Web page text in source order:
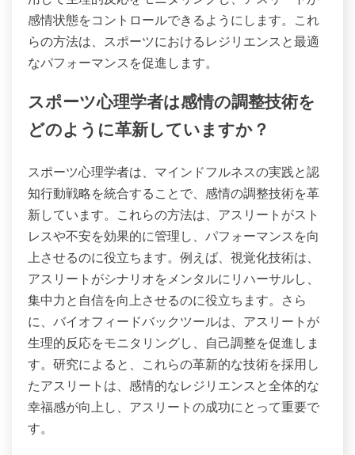
感情状態をコントロールできるようにします。これ
らの方法は、スポーツにおけるレジリエンスと最適
なパフォーマンスを促進します。
スポーツ心理学者は感情の調整技術を
どのように革新していますか？
スポーツ心理学者は、マインドフルネスの実践と認
知行動戦略を統合することで、感情の調整技術を革
新しています。これらの方法は、アスリートがスト
レスや不安を効果的に管理し、パフォーマンスを向
上させるのに役立ちます。例えば、視覚化技術は、
アスリートがシナリオをメンタルにリハーサルし、
集中力と自信を向上させるのに役立ちます。さら
に、バイオフィードバックツールは、アスリートが
生理的反応をモニタリングし、自己調整を促進しま
す。研究によると、これらの革新的な技術を採用し
たアスリートは、感情的なレジリエンスと全体的な
幸福感が向上し、アスリートの成功にとって重要で
す。